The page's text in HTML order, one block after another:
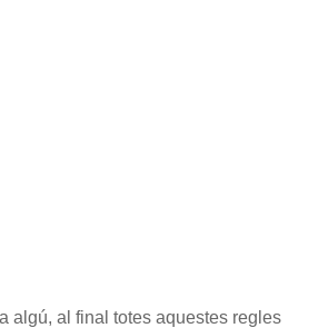
algú, al final totes aquestes regles